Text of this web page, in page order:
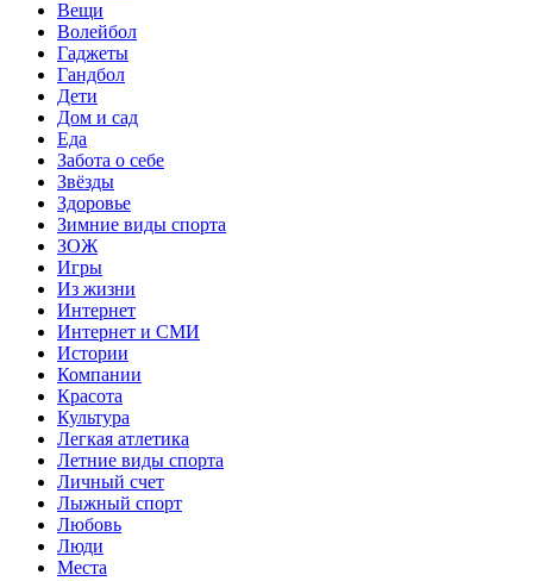
Вещи
Волейбол
Гаджеты
Гандбол
Дети
Дом и сад
Еда
Забота о себе
Звёзды
Здоровье
Зимние виды спорта
ЗОЖ
Игры
Из жизни
Интернет
Интернет и СМИ
Истории
Компании
Красота
Культура
Легкая атлетика
Летние виды спорта
Личный счет
Лыжный спорт
Любовь
Люди
Места